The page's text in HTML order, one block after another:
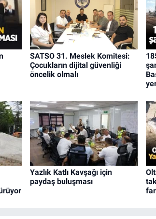
SATSO 31. Meslek Komitesi:
Çocukların dijital güvenliği
öncelik olmalı
Yazlık Katlı Kavşağı için
paydaş buluşması